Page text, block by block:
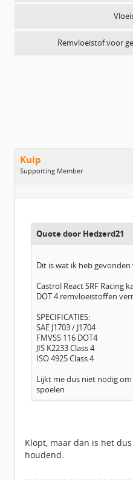
Remvloeistof voor
Kuip
Supporting Member
Geslacht:
Leeftijd:
60
Quote door Hedzerd21
Dit is wat ik heb
Castrol React SRF Racing
DOT 4 remvloeistoffen
SPECIFICATIES:
SAE J1703 / J1704
FMVSS 116 DOT4
JIS K2233 Class 4
ISO 4925 Class 4
Lijkt me dus niet nodig
spoelen
Klopt, maar dan is het
houdend.